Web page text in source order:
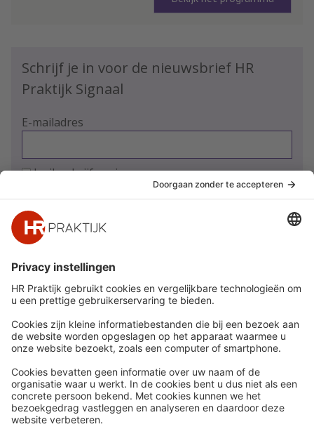
Schrijf je in voor de nieuwsbrief HR
Praktijk Signaal
E-mailadres
Ja, ik schrijf me in
Snel naar
Nieuws
Whitepapers
Webinars
Word lid
Contact
Meer
HR Academy
HR Podcast
CHRO
HR Day